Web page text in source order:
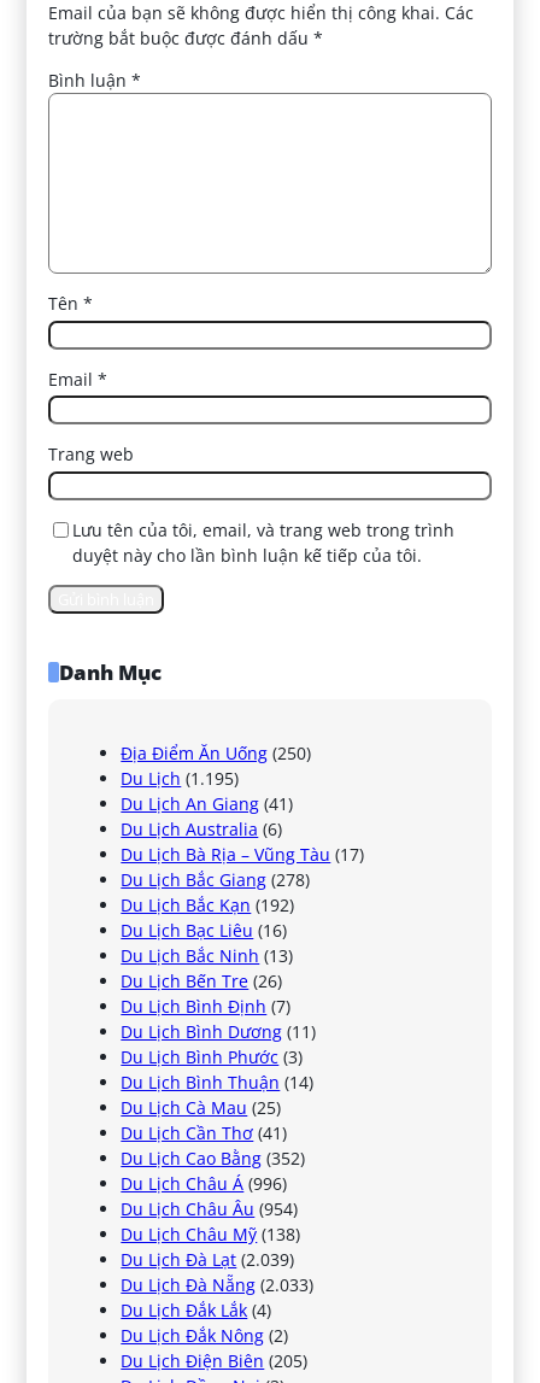
Email của bạn sẽ không được hiển thị công khai. Các
trường bắt buộc được đánh dấu*
Bình luận*
Tên*
Email*
Trang web
Lưu tên của tôi, email, và trang web trong trình
duyệt này cho lần bình luận kế tiếp của tôi.
Danh Mục
Địa Điểm Ăn Uống (250)
Du Lịch (1.195)
Du Lịch An Giang (41)
Du Lịch Australia (6)
Du Lịch Bà Rịa – Vũng Tàu (17)
Du Lịch Bắc Giang (278)
Du Lịch Bắc Kạn (192)
Du Lịch Bạc Liêu (16)
Du Lịch Bắc Ninh (13)
Du Lịch Bến Tre (26)
Du Lịch Bình Định (7)
Du Lịch Bình Dương (11)
Du Lịch Bình Phước (3)
Du Lịch Bình Thuận (14)
Du Lịch Cà Mau (25)
Du Lịch Cần Thơ (41)
Du Lịch Cao Bằng (352)
Du Lịch Châu Á (996)
Du Lịch Châu Âu (954)
Du Lịch Châu Mỹ (138)
Du Lịch Đà Lạt (2.039)
Du Lịch Đà Nẵng (2.033)
Du Lịch Đắk Lắk (4)
Du Lịch Đắk Nông (2)
Du Lịch Điện Biên (205)